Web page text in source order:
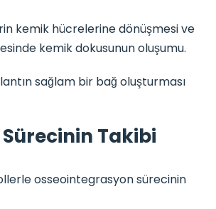
kemik hücrelerine dönüşmesi ve
kemik dokusunun oluşumu.
sağlam bir bağ oluşturması
Takibi
osseointegrasyon sürecinin